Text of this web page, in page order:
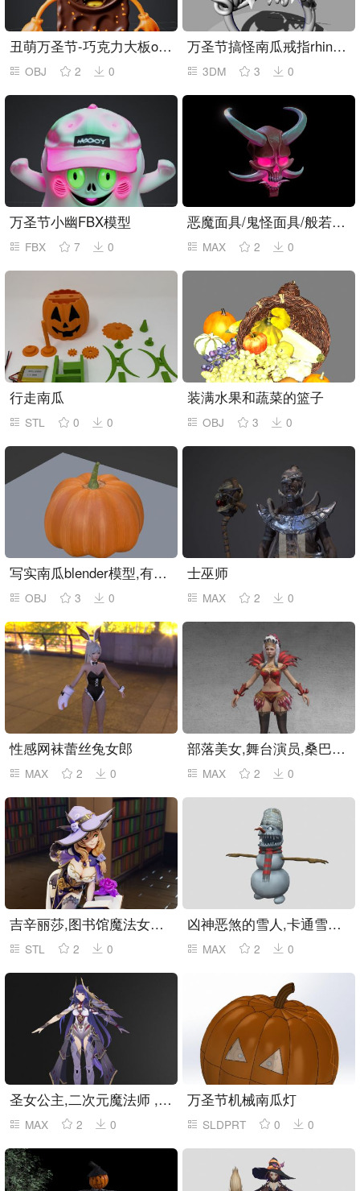
丑萌万圣节-巧克力大板obj模型
OBJ 2 0
万圣节搞怪南瓜戒指rhino模型
3DM 3 0
万圣节小幽FBX模型
FBX 7 0
恶魔面具/鬼怪面具/般若面具
MAX 2 0
行走南瓜
STL 0 0
装满水果和蔬菜的篮子
OBJ 3 0
写实南瓜blender模型,有obj格式
OBJ 3 0
士巫师
MAX 2 0
性感网袜蕾丝兔女郎
MAX 2 0
部落美女,舞台演员,桑巴舞美女
MAX 2 0
吉辛丽莎,图书馆魔法女孩手办stl模型
STL 2 0
凶神恶煞的雪人,卡通雪人,雪人怪物
MAX 2 0
圣女公主,二次元魔法师 ,精灵女神
MAX 2 0
万圣节机械南瓜灯
SLDPRT 0 0